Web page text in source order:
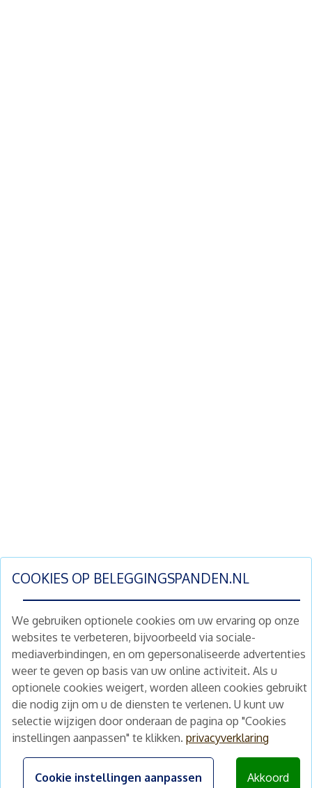
COOKIES OP BELEGGINGSPANDEN.NL
We gebruiken optionele cookies om uw ervaring op onze
websites te verbeteren, bijvoorbeeld via sociale-
mediaverbindingen, en om gepersonaliseerde advertenties
weer te geven op basis van uw online activiteit. Als u
optionele cookies weigert, worden alleen cookies gebruikt
die nodig zijn om u de diensten te verlenen. U kunt uw
selectie wijzigen door onderaan de pagina op "Cookies
instellingen aanpassen" te klikken. privacyverklaring
Cookie instellingen aanpassen Akkoord
Schrijf je nu in en ontvang wekelijks ons
nieuwe aanbod vastgoedbeleggingen.
Nieuwsbrief Abonneren
Home
Te koop
Nieuws
Schimmelstraat 5H
1053 TA Amsterdam
+31 (0) 30 225 31 12